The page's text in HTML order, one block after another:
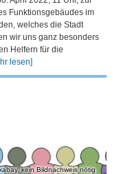
Funktionsgebäudes im
welches die Stadt
wir uns ganz besonders
Helfern für die
lesen]
kein Bildnachweis nötig